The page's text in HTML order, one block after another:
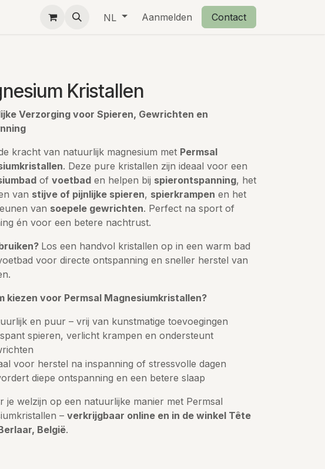
Kleine geschenkjes Over ons Retourbeleid
NL Aanmelden Contact
Kristallen
Verzorging voor Spieren, Gewrichten en
kracht van natuurlijk magnesium met Permsal
. Deze pure kristallen zijn ideaal voor een
of voetbad en helpen bij spierontspanning, het
van stijve of pijnlijke spieren, spierkrampen en het
van soepele gewrichten. Perfect na sport of
én voor een betere nachtrust.
Los een handvol kristallen op in een warm bad
voor directe ontspanning en sneller herstel van
kiezen voor Permsal Magnesiumkristallen?
en puur – vrij van kunstmatige toevoegingen
spieren, verlicht krampen en ondersteunt
voor herstel na inspanning of stressvolle dagen
diepe ontspanning en een betere slaap
je welzijn op een natuurlijke manier met Permsal
– verkrijgbaar online en in de winkel Tête
België.